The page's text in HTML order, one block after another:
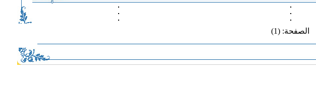
الصفحة: (1)